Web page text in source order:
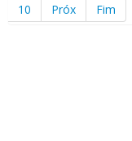
10
Próx Fim